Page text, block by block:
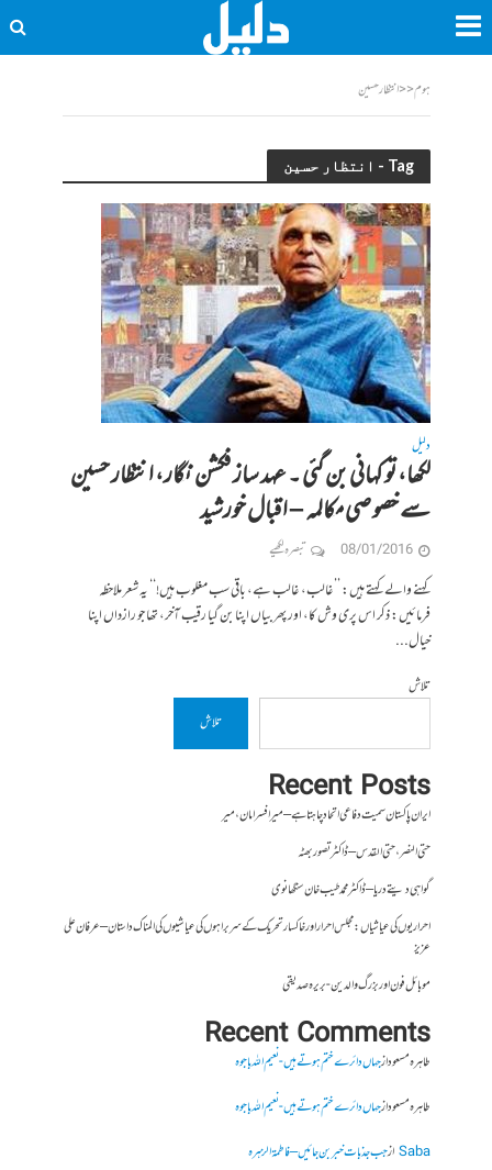
ہوم<<انتظار حسین
Tag - انتظار حسین
دلیل
لکھا، تو کہانی بن گئی ۔ عہد ساز فکشن نگار، انتظار حسین
سے خصوصی مکالمہ – اقبال خورشید
08/01/2016 تبصرہ لکھیے
کہنے والے کہتے ہیں: ’’غالب، غالب ہے، باقی سب مغلوب ہیں!‘‘ یہ شعر ملاحظہ
فرمائیں: ذکر اس پری وش کا، اور پھر بیاں اپنا بن گیا رقیب آخر، تھا جو رازداں اپنا
خیال...
تلاش
تلاش
Recent Posts
ایران پاکستان سمیت دفاعی اتحاد چاہتا ہے – میر افسر امان،میر
حتی النصر ، حتی القدس – ڈاکٹر تصور بھٹہ
گواہی دیتے دریا – ڈاکٹر محمد طیب خان سنگھانوی
احراریوں کی عیاشیاں : مجلس احرار اور خاکسار تحریک کے سربراہوں کی عیاشیوں کی المناک داستان – عرفان علی
عزیز
موبائل فون اور بزرگ والدین- بریرہ صدیقی
Recent Comments
طاہرہ مسعودازجہاں دائرے ختم ہوتے ہیں- نعیم اللہ باجوہ
طاہرہ مسعودازجہاں دائرے ختم ہوتے ہیں- نعیم اللہ باجوہ
Sabaازجب جذبات خبر بن جائیں – فاطمۃالزہرہ